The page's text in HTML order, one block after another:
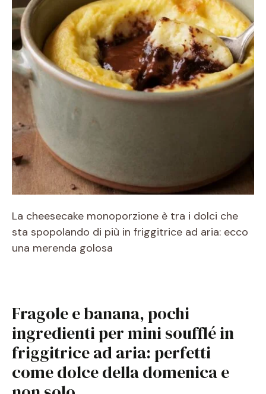
La cheesecake monoporzione è tra i dolci che
sta spopolando di più in friggitrice ad aria: ecco
una merenda golosa
Fragole e banana, pochi
ingredienti per mini soufflé in
friggitrice ad aria: perfetti
come dolce della domenica e